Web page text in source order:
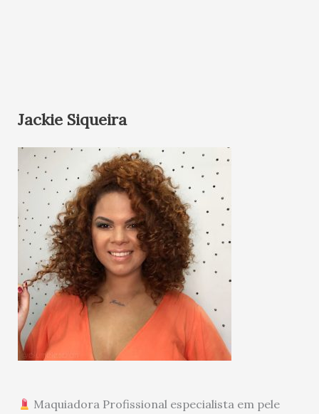
Jackie Siqueira
Maquiadora Profissional especialista em pele